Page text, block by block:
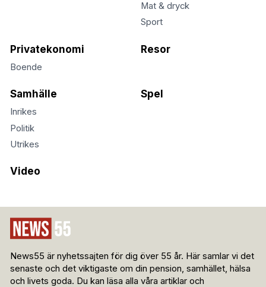
Mat & dryck
Sport
Privatekonomi
Boende
Resor
Samhälle
Inrikes
Politik
Utrikes
Spel
Video
News55 är nyhetssajten för dig över 55 år. Här samlar vi det
senaste och det viktigaste om din pension, samhället, hälsa
och livets goda. Du kan läsa alla våra artiklar och